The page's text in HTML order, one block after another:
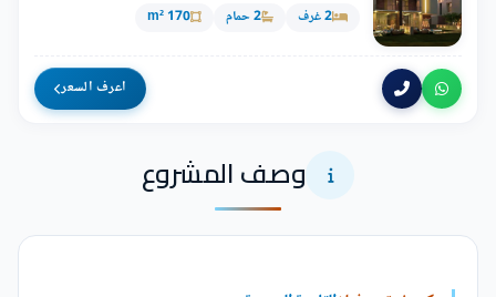
2 غرف 2 حمام 170 m²
اعرف السعر
وصف المشروع